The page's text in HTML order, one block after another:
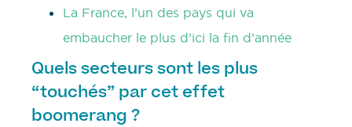
La France, l’un des pays qui va
embaucher le plus d’ici la fin d’année
Quels secteurs sont les plus
“touchés” par cet effet
boomerang ?